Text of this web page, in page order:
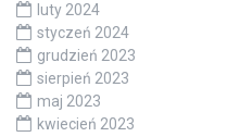
luty 2024
styczeń 2024
grudzień 2023
sierpień 2023
maj 2023
kwiecień 2023